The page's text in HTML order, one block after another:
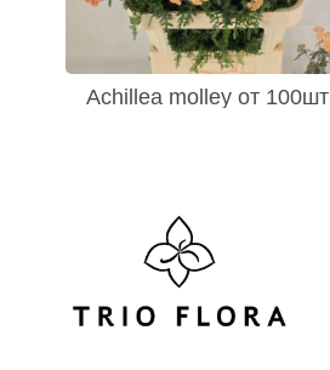
Achillea molley от 100шт